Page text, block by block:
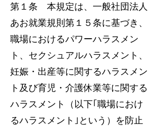
第１条 本規定は、一般社団法人
あお就業規則第１５条に基づき、
職場におけるパワーハラスメン
ト、セクシュアルハラスメント、
妊娠・出産等に関するハラスメン
ト及び育児・介護休業等に関する
ハラスメント（以下｢職場におけ
るハラスメント｣という）を防止